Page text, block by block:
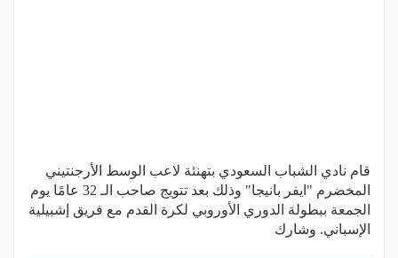
قام نادي الشباب السعودي بتهنئة لاعب الوسط الأرجنتيني
المخضرم "ايفر بانيجا" وذلك بعد تتويج صاحب الـ 32 عامًا يوم
الجمعة ببطولة الدوري الأوروبي لكرة القدم مع فريق إشبيلية
الإسباني. وشارك